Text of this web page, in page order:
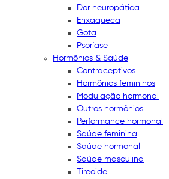
Dor neuropática
Enxaqueca
Gota
Psoríase
Hormônios & Saúde
Contraceptivos
Hormônios femininos
Modulação hormonal
Outros hormônios
Performance hormonal
Saúde feminina
Saúde hormonal
Saúde masculina
Tireoide